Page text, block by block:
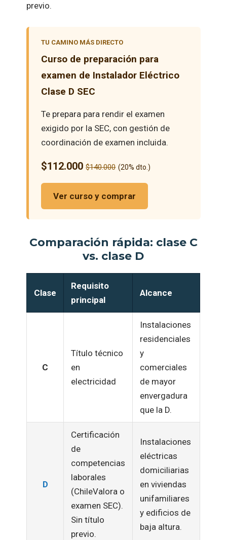
previo.
TU CAMINO MÁS DIRECTO
Curso de preparación para
examen de Instalador Eléctrico
Clase D SEC
Te prepara para rendir el examen
exigido por la SEC, con gestión de
coordinación de examen incluida.
$112.000$140.000 (20% dto.)
Ver curso y comprar
Comparación rápida: clase C
vs. clase D
Clase
Requisito
principal
Alcance
C
Título técnico
en
electricidad
Instalaciones
residenciales
y
comerciales
de mayor
envergadura
que la D.
D
Certificación
de
competencias
laborales
(ChileValora o
examen SEC).
Sin título
previo.
Instalaciones
eléctricas
domiciliarias
en viviendas
unifamiliares
y edificios de
baja altura.